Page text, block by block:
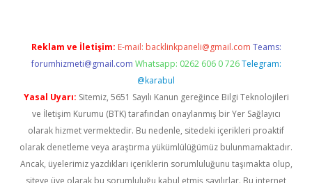
Reklam ve İletişim: E-mail: backlinkpaneli@gmail.com Teams:
forumhizmeti@gmail.com Whatsapp: 0262 606 0 726 Telegram:
@karabul
Yasal Uyarı: Sitemiz, 5651 Sayılı Kanun gereğince Bilgi Teknolojileri
ve İletişim Kurumu (BTK) tarafından onaylanmış bir Yer Sağlayıcı
olarak hizmet vermektedir. Bu nedenle, sitedeki içerikleri proaktif
olarak denetleme veya araştırma yükümlülüğümüz bulunmamaktadır.
Ancak, üyelerimiz yazdıkları içeriklerin sorumluluğunu taşımakta olup,
siteye üye olarak bu sorumluluğu kabul etmiş sayılırlar. Bu internet